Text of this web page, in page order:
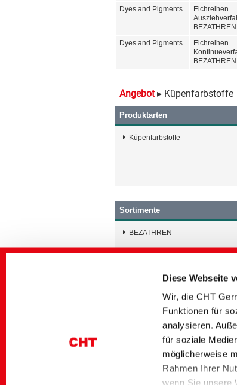
Diese Webseite
Wir, die CHT
Funktionen für
analysieren.
für soziale
möglicherweise
Rahmen Ihrer
wenn Sie unsere
Dyes and Pigments
Eichreihen
BEZATHREN
Dyes and Pigments
Eichreihen
BEZATHREN
Angebot ▸ Küpenfarbstoffe
Produktarten
Küpenfarbstoffe
Sortimente
BEZATHREN
Standards und Labels
BLUESIGN